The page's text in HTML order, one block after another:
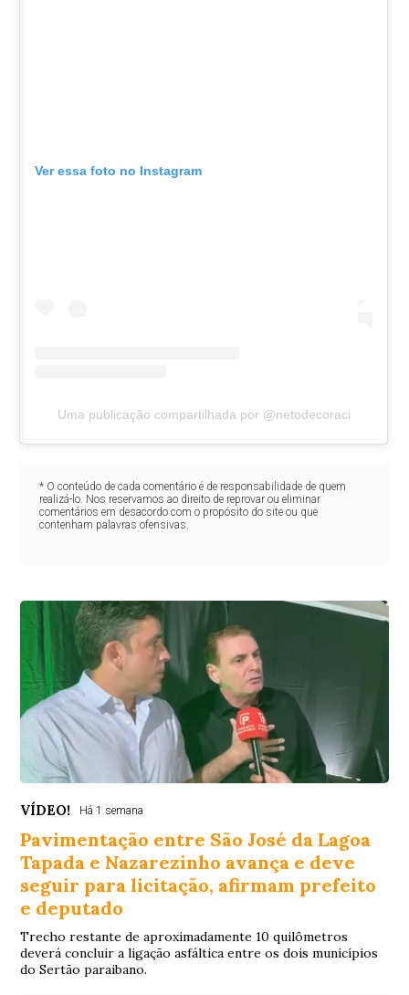
Ver essa foto no Instagram
Uma publicação compartilhada por @netodecoraci
* O conteúdo de cada comentário é de responsabilidade de quem
realizá-lo. Nos reservamos ao direito de reprovar ou eliminar
comentários em desacordo com o propósito do site ou que
contenham palavras ofensivas.
VÍDEO! Há 1 semana
Pavimentação entre São José da Lagoa
Tapada e Nazarezinho avança e deve
seguir para licitação, afirmam prefeito
e deputado
Trecho restante de aproximadamente 10 quilômetros
deverá concluir a ligação asfáltica entre os dois municípios
do Sertão paraibano.